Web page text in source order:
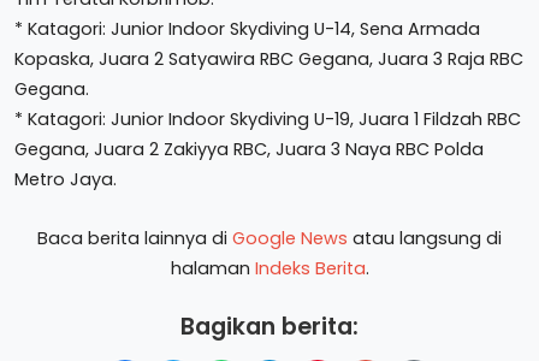
* Katagori: Junior Indoor Skydiving U-14, Sena Armada
Kopaska, Juara 2 Satyawira RBC Gegana, Juara 3 Raja RBC
Gegana.
* Katagori: Junior Indoor Skydiving U-19, Juara 1 Fildzah RBC
Gegana, Juara 2 Zakiyya RBC, Juara 3 Naya RBC Polda
Metro Jaya.
Baca berita lainnya di Google News atau langsung di
halaman Indeks Berita.
Bagikan berita: